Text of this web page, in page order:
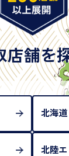
行のもの
以降に申請され
欄（住所記載欄
物営業法上の本
所確認ができな
す
店舗を
北海
北陸